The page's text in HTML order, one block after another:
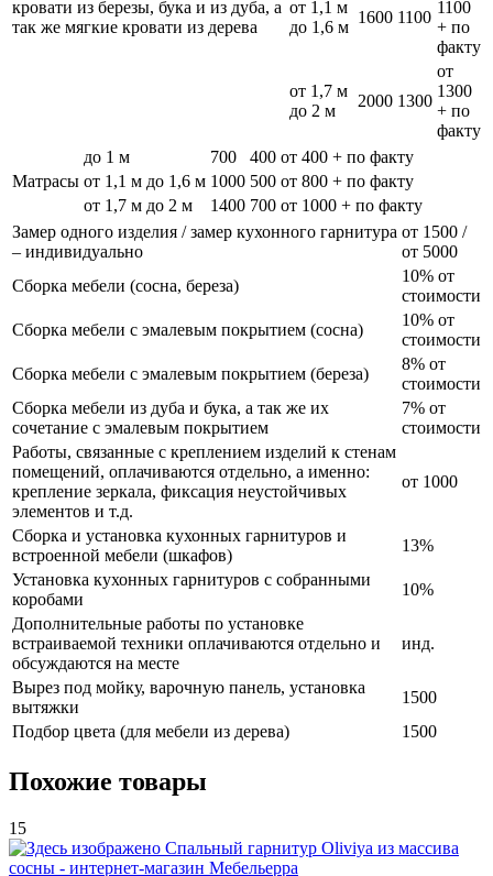
кровати из березы, бука и из дуба, а
так же мягкие кровати из дерева
от 1,1 м
до 1,6 м
1600 1100
1100
+ по
факту
от 1,7 м
до 2 м
2000 1300
от
1300
+ по
факту
Матрасы
до 1 м 700 400 от 400 + по факту
от 1,1 м до 1,6 м 1000 500 от 800 + по факту
от 1,7 м до 2 м
1400 700 от 1000 + по факту
Замер одного изделия / замер кухонного гарнитура
– индивидуально
от 1500 /
от 5000
Сборка мебели (сосна, береза)
10% от
стоимости
Сборка мебели с эмалевым покрытием (сосна)
10% от
стоимости
Сборка мебели с эмалевым покрытием (береза)
8% от
стоимости
Сборка мебели из дуба и бука, а так же их
сочетание с эмалевым покрытием
7% от
стоимости
Работы, связанные с креплением изделий к стенам
помещений, оплачиваются отдельно, а именно:
крепление зеркала, фиксация неустойчивых
элементов и т.д.
от 1000
Сборка и установка кухонных гарнитуров и
встроенной мебели (шкафов)
13%
Установка кухонных гарнитуров с собранными
коробами
10%
Дополнительные работы по установке
встраиваемой техники оплачиваются отдельно и
обсуждаются на месте
инд.
Вырез под мойку, варочную панель, установка
вытяжки
1500
Подбор цвета (для мебели из дерева)
1500
Похожие товары
15